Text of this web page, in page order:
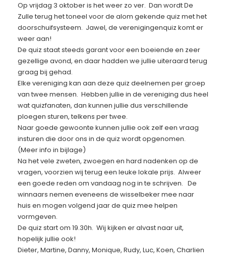
Op vrijdag 3 oktober is het weer zo ver. Dan wordt De
Zulle terug het toneel voor de alom gekende quiz met het
doorschuifsysteem. Jawel, de verenigingenquiz komt er
weer aan!
De quiz staat steeds garant voor een boeiende en zeer
gezellige avond, en daar hadden we jullie uiteraard terug
graag bij gehad.
Elke vereniging kan aan deze quiz deelnemen per groep
van twee mensen. Hebben jullie in de vereniging dus heel
wat quizfanaten, dan kunnen jullie dus verschillende
ploegen sturen, telkens per twee.
Naar goede gewoonte kunnen jullie ook zelf een vraag
insturen die door ons in de quiz wordt opgenomen.
(Meer info in bijlage)
Na het vele zweten, zwoegen en hard nadenken op de
vragen, voorzien wij terug een leuke lokale prijs. Alweer
een goede reden om vandaag nog in te schrijven. De
winnaars nemen eveneens de wisselbeker mee naar
huis en mogen volgend jaar de quiz mee helpen
vormgeven.
De quiz start om 19.30h. Wij kijken er alvast naar uit,
hopelijk jullie ook!
Dieter, Martine, Danny, Monique, Rudy, Luc, Koen, Charlien